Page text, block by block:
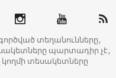
տեղանունները,
պարտադիր չէ,
տեսակետները